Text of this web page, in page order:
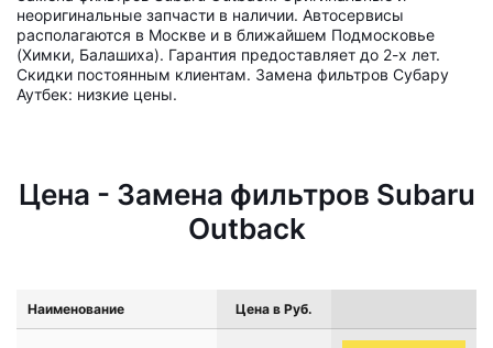
неоригинальные запчасти в наличии. Автосервисы
располагаются в Москве и в ближайшем Подмосковье
(Химки, Балашиха). Гарантия предоставляет до 2-х лет.
Скидки постоянным клиентам. Замена фильтров Субару
Аутбек: низкие цены.
Цена - Замена фильтров Subaru
Outback
Наименование Цена в Руб.